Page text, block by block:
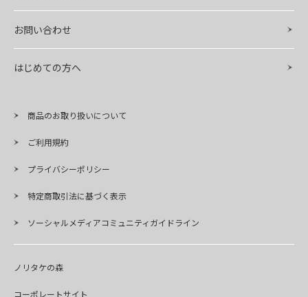
お問い合わせ
はじめての方へ
商品のお取り扱いについて
ご利用規約
プライバシーポリシー
特定商取引法に基づく表示
ソーシャルメディアコミュニティガイドライン
ノリタケの森
コーポレートサイト